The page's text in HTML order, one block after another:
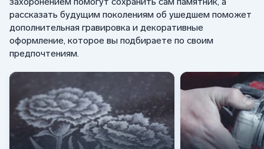
рассказать будущим поколениям об ушедшем поможет
дополнительная гравировка и декоративные
оформление, которое вы подбираете по своим
предпочтениям.